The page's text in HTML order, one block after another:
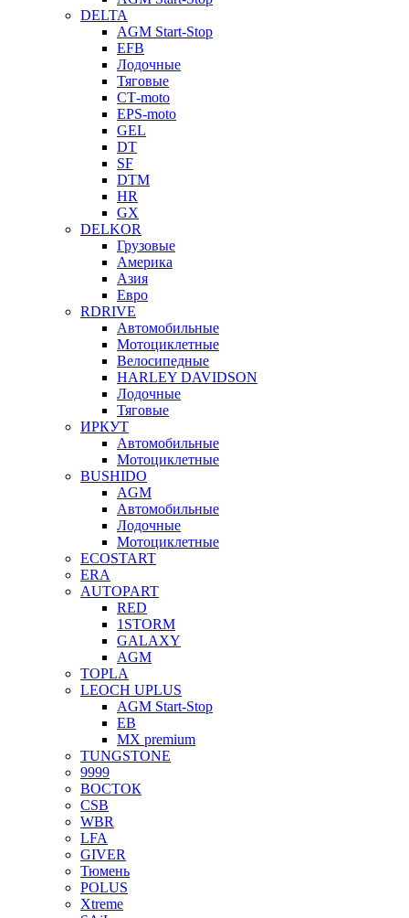
DELTA
AGM Start-Stop
EFB
Лодочные
Тяговые
СТ-moto
EPS-moto
GEL
DT
SF
DTM
HR
GX
DELKOR
Грузовые
Америка
Азия
Евро
RDRIVE
Автомобильные
Мотоциклетные
Велосипедные
HARLEY DAVIDSON
Лодочные
Тяговые
ИРКУТ
Автомобильные
Мотоциклетные
BUSHIDO
AGM
Автомобильные
Лодочные
Мотоциклетные
ECOSTART
ERA
AUTOPART
RED
1STORM
GALAXY
AGM
TOPLA
LEOCH UPLUS
AGM Start-Stop
EB
MX premium
TUNGSTONE
9999
ВОСТОК
CSB
WBR
LFA
GIVER
Тюмень
POLUS
Xtreme